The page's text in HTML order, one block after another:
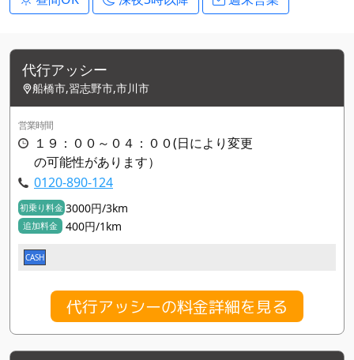
代行アッシー
船橋市,習志野市,市川市
営業時間
１９：００～０４：００(日により変更
の可能性があります）
0120-890-124
初乗り料金 3000円/3km
追加料金 400円/1km
CASH
代行アッシーの料金詳細を見る